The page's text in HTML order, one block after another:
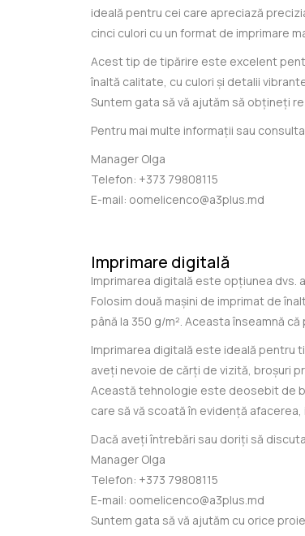
ideală pentru cei care apreciază
cinci culori cu un format de imprimare
Acest tip de tipărire este excelent
înaltă calitate, cu culori și detalii
Suntem gata să vă ajutăm să obțineți
Pentru mai multe informații sau
Manager Olga
Telefon: +373 79808115
E-mail: oomelicenco@a3plus.md
Imprimare digitală
Imprimarea digitală este opțiunea dvs.
Folosim două mașini de imprimat de
până la 350 g/m². Aceasta înseamnă
Imprimarea digitală este ideală pentru
aveți nevoie de cărți de vizită, broșuri
Această tehnologie este deosebit de
care să vă scoată în evidență
Dacă aveți întrebări sau doriți să
Manager Olga
Telefon: +373 79808115
E-mail: oomelicenco@a3plus.md
Suntem gata să vă ajutăm cu orice